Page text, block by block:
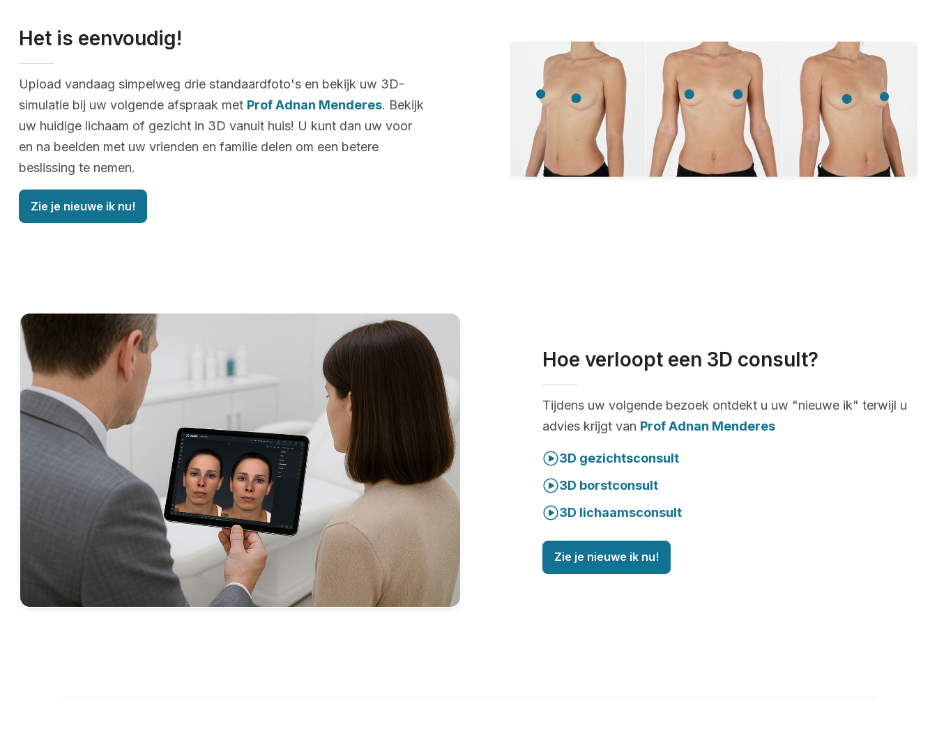
Het is eenvoudig!
Upload vandaag simpelweg drie standaardfoto's en bekijk uw 3D-
simulatie bij uw volgende afspraak met Prof Adnan Menderes. Bekijk
uw huidige lichaam of gezicht in 3D vanuit huis! U kunt dan uw voor
en na beelden met uw vrienden en familie delen om een betere
beslissing te nemen.
Zie je nieuwe ik nu!
Hoe verloopt een 3D consult?
Tijdens uw volgende bezoek ontdekt u uw "nieuwe ik" terwijl u
advies krijgt van Prof Adnan Menderes
3D gezichtsconsult
3D borstconsult
3D lichaamsconsult
Zie je nieuwe ik nu!